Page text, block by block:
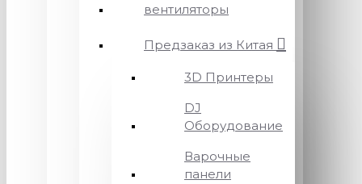
вентиляторы
Предзаказ из Китая
3D Принтеры
DJ
Оборудование
Варочные
панели